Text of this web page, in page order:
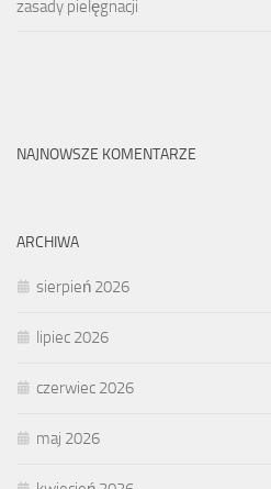
zasady pielęgnacji
NAJNOWSZE KOMENTARZE
ARCHIWA
sierpień 2026
lipiec 2026
czerwiec 2026
maj 2026